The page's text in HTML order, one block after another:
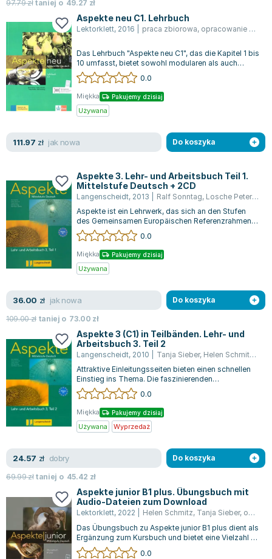
Książki o naukach politycznych dla studentów
Książki do nauk przyrodniczych dla studentów
Książki do nauk społecznych dla studentów
Książki do nauk ścisłych dla studentów
Prawo - książki dla studentów
Technologia żywności - książki
Zarządzanie i marketing - książki
Podręczniki dla nauczycieli - metodyka
Bolesław Prus
Clive Cussler
Wanda Chotomska
Józef Ignacy Kraszewski
Clive Staples Lewis
Martyna Wojciechowska
Melissa De la Cruz
Jaś Kapela
Witold Gadowski
Jan Pietrzak
Marcin Kowalczyk
Piotr Zychowicz
Joanna Jabłczyńska
Piotr Kościelny
Jan Piński
Agata Passent
Michel Moran
Maciej Orłoś
Jo Nesbo
Katarzyna Miller
Antoine de Saint Exupery
Lew Tołstoj
Mark Twain
Marcin Meller
ks. Piotr Pawlukiewicz
Jarosław Sokołowski
Piotr Latocha
Michael Scott
Piotr Semka
Jarosław Iwaszkiewicz
Joseph Murphy
97.79złtaniej o 49.27 zł
Aspekte neu C1. Lehrbuch
Lektorklett, 2016 praca zbiorowa, opracowanie zbiorowe
Das Lehrbuch "Aspekte neu C1", das die Kapitel 1 bis
10 umfasst, bietet sowohl modularen als auch
linearen Unterricht an. Es dient...
0.0
Miękka Pakujemy dzisiaj
Używana
111.97 zł jak nowa Do koszyka
Aspekte 3. Lehr- und Arbeitsbuch Teil 1.
Mittelstufe Deutsch + 2CD
Langenscheidt, 2013 Ralf Sonntag, Losche Peter-Ralf
Aspekte ist ein Lehrwerk, das sich an den Stufen
des Gemeinsamen Europäischen Referenzrahmens
orientiert und bereitet in den Bände...
0.0
Miękka Pakujemy dzisiaj
Używana
36.00 zł jak nowa
109.00zł taniej o 73.00 zł
Do koszyka
Aspekte 3 (C1) in Teilbänden. Lehr- und
Arbeitsbuch 3. Teil 2
Langenscheidt, 2010 Tanja Sieber, Helen Schmitz ,
Attraktive Einleitungsseiten bieten einen schnellen
Einstieg ins Thema. Die faszinierenden
landeskundlichen Porträts wecken Intere...
0.0
Miękka Pakujemy dzisiaj
Używana Wyprzedaż
24.57 zł dobry
69.99złtaniej o 45.42 zł
Do koszyka
Aspekte junior B1 plus. Übungsbuch mit
Audio-Dateien zum Download
Lektorklett, 2022 Helen Schmitz, Tanja Sieber, opracowanie zbiorowe
Das Übungsbuch zu Aspekte junior B1 plus dient als
Ergänzung zum Kursbuch und bietet eine Vielzahl an
Übungen und Aufgaben. Es unt...
0.0